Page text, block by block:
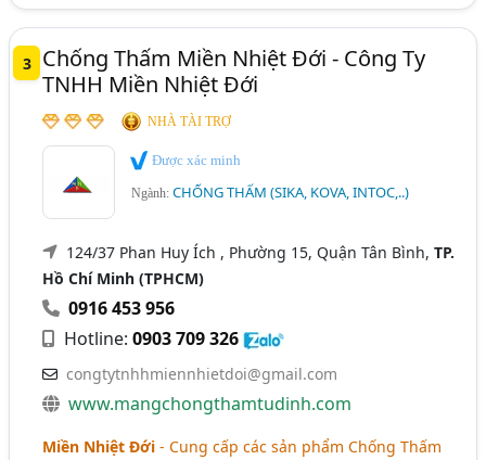
3
Chống Thấm Miền Nhiệt Đới - Công Ty
TNHH Miền Nhiệt Đới
NHÀ TÀI TRỢ
Được xác minh
Ngành:CHỐNG THẤM (SIKA, KOVA, INTOC,..)
124/37 Phan Huy Ích , Phường 15, Quận Tân Bình,TP.
Hồ Chí Minh (TPHCM)
0916 453 956
Hotline:0903 709 326
congtytnhhmiennhietdoi@gmail.com
www.mangchongthamtudinh.com
Miền Nhiệt Đới - Cung cấp các sản phẩm Chống Thấm